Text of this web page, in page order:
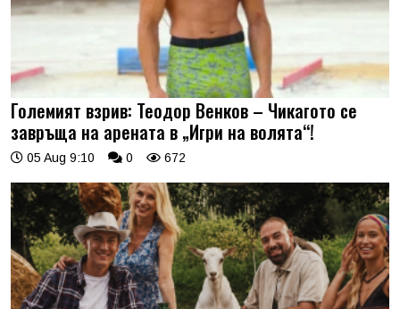
Големият взрив: Теодор Венков – Чикагото се
завръща на арената в „Игри на волята“!
05 Aug 9:10 0 672